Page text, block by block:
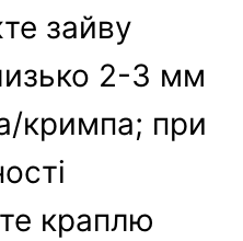
зайву
2-3 мм
кримпа; при
краплю